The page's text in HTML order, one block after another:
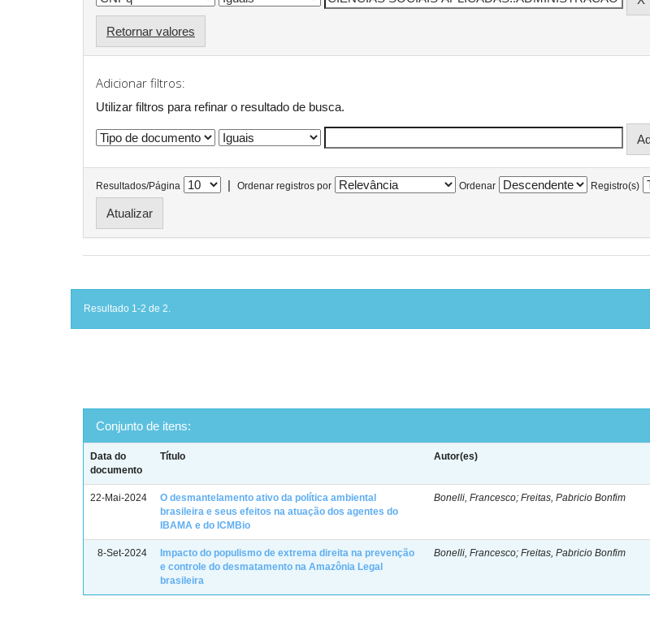
Retornar valores
Adicionar filtros:
Utilizar filtros para refinar o resultado de busca.
Resultados/Página | Ordenar registros por Ordenar Registro(s)
Resultado 1-2 de 2.
Conjunto de itens:
Data do
documento
Título Autor(es)
22-Mai-2024
O desmantelamento ativo da política ambiental
brasileira e seus efeitos na atuação dos agentes do
IBAMA e do ICMBio
Bonelli, Francesco; Freitas, Pabricio Bonfim
8-Set-2024
Impacto do populismo de extrema direita na prevenção
e controle do desmatamento na Amazônia Legal
brasileira
Bonelli, Francesco; Freitas, Pabricio Bonfim